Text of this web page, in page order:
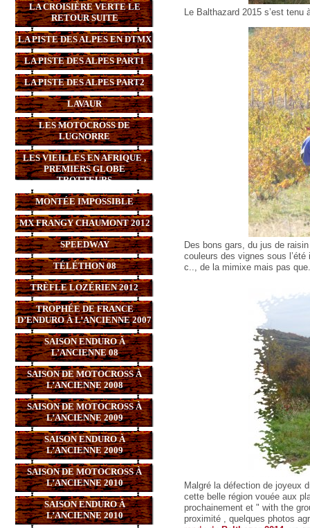
LA CROISIÈRE VERTE LE
RETOUR SUITE
LA PISTE DES ALPES EN DTMX
LA PISTE DES ALPES PART1
LA PISTE DES ALPES PART2
LAVAUR
LES MOTOCROSS DE
LUGNORRE
LES VIEILLES EN AFRIQUE ,
PREMIERS GLOBE
TROTTEURS
MONTÉE IMPOSSIBLE
MX FRANGY CHAUMONT 2012
SPEEDWAY
TÉLÉTHON 08
TRÈFLE LOZÉRIEN 2012
TROPHÉE DE FRANCE
D’ENDURO À L’ANCIENNE 2007
SAISON ENDURO À
L’ANCIENNE 08
SAISON DE MOTOCROSS À
L’ANCIENNE 2008
SAISON DE MOTOCROSS À
L’ANCIENNE 2009
SAISON ENDURO À
L’ANCIENNE 2009
SAISON DE MOTOCROSS À
L’ANCIENNE 2010
SAISON ENDURO À
L’ANCIENNE 2010
Le Balthazard 2015 s’est tenu
Des bons gars, du jus de
couleurs des vignes sous
c.., de la mimixe mais pas que.
Malgré la défection de joyeux
cette belle région vouée aux
prochainement et " with the
proximité , quelques photos